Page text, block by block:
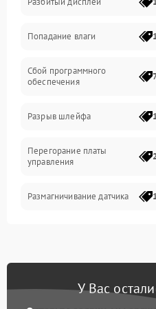
Механика
Управление
Электропитание
Попадание влаги
Сбой программного
обеспечения
Разрыв шлейфа
Перегорание платы
управления
Размагничивание датчика
цветов дисплеяУ Вас